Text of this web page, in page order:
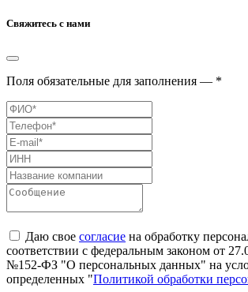
Свяжитесь с нами
Поля обязательные для заполнения — *
Даю свое согласие на обработку
соответствии с федеральным законом от
№152-ФЗ "О персональных данных" на
определенных "Политикой обработки